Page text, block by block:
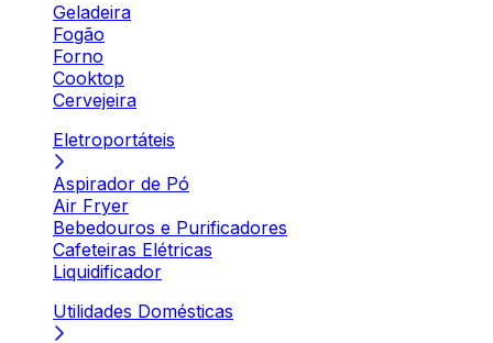
Geladeira
Fogão
Forno
Cooktop
Cervejeira
Eletroportáteis
Aspirador de Pó
Air Fryer
Bebedouros e Purificadores
Cafeteiras Elétricas
Liquidificador
Utilidades Domésticas